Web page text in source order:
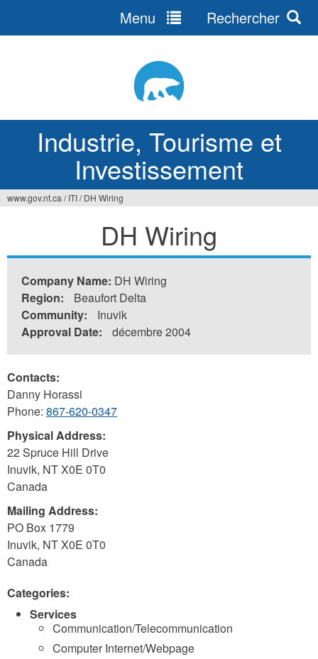
Industrie, Tourisme et
Investissement
Menu Rechercher
ici
www.gov.nt.ca / ITI/ DH Wiring
DH Wiring
Company Name: DH Wiring
Region:
Beaufort Delta
Community:
Inuvik
Approval Date:
décembre 2004
Contacts:
Danny Horassi
Phone: 867-620-0347
Physical Address:
22 Spruce Hill Drive
Inuvik, NTX0E 0T0
Canada
Mailing Address:
PO Box 1779
Inuvik, NTX0E 0T0
Canada
Categories:
Services
Communication/Telecommunication
Computer Internet/Webpage